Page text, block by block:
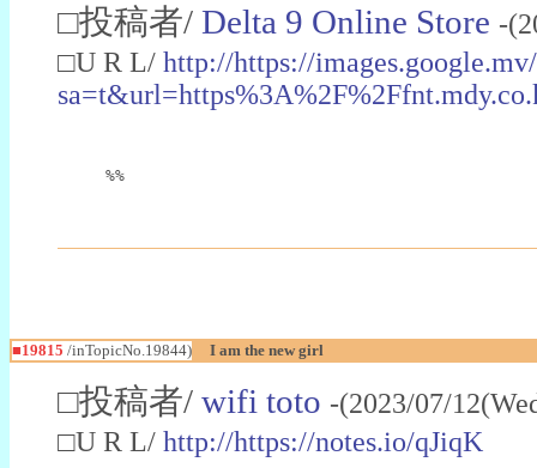
□投稿者/ Delta 9 Online Store -
□U R L/ http://https://
%%
■19815 /inTopicNo.19844) I am the new girl
□投稿者/ wifi toto -(2023/07/
□U R L/ http://https://notes.io/qJiqK